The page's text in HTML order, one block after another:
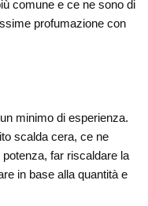
comune e ce ne sono di
profumazione con
minimo di esperienza.
scalda cera, ce ne
far riscaldare la
in base alla quantità e